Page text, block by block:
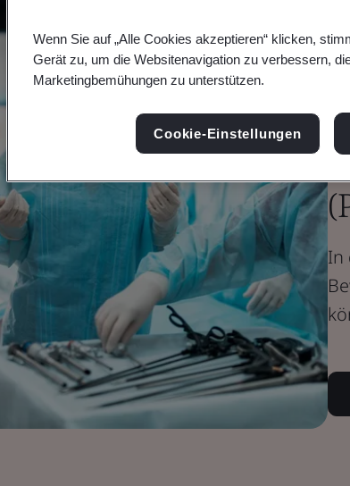
In
Wenn Sie auf „Alle Cookies akzeptieren“ klicken,
Gerät zu, um die Websitenavigation zu verbessern,
Marketingbemühungen zu unterstützen.
Cookie-Einstellungen